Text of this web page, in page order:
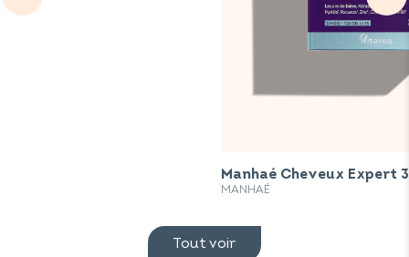
Manhaé Cheveux Expert
MANHAÉ
Tout voir